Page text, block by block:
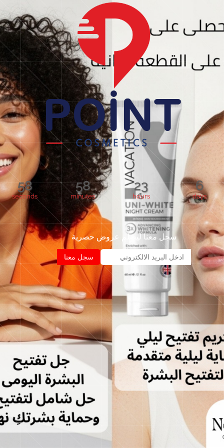
6
days
23
hours
58
minutes
58
seconds
سجل معنا ليصلم عروض حصرية